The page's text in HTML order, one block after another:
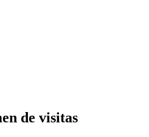
de visitas